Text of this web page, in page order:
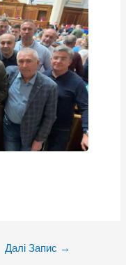
Далі Запис →